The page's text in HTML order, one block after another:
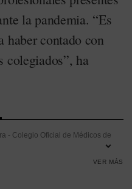
la pandemia. “Es
haber contado con
colegiados”, ha
- Colegio Oficial de Médicos de
VER MÁS